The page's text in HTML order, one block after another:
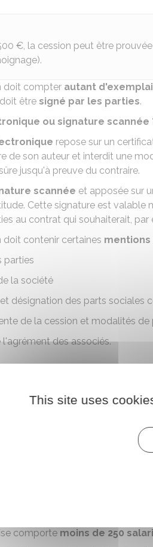
€, la cession peut être prouvée
doit compter autant
être signé par les parties.
ou signature scannée
repose sur un
de son auteur et interdit une
jusqu'à preuve du contraire.
scannée et apposée sur
Cette signature est valable
au contrat qui souhaiterait, par
doit contenir certaines
parties
la société
désignation des parts sociales
de la cession et modalités
l'agrément des associés.
la cession reste
de publicité nécessaires
de la cession.
salariés
les salariés de votre volonté
offre d'achat
pour
:
comporte moins de 250
This site uses